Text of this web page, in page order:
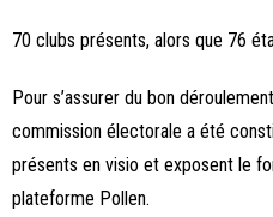
70 clubs présents, alors que 76
Pour s’assurer du bon
commission électorale a été
présents en visio et exposent le
plateforme Pollen.